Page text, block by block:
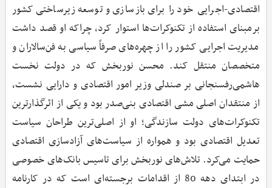
اقتصادی-اجرایی خود را برای بازسازی و توسعه زیرساختی کشور
برمبنای استفاده از تکنوکرات‌ها استوار کرد، چراکه او قصد داشت
مدیریت اجرایی کشور را از چهره‌های صرفاً سیاسی به فن‌سالاران و
متخصصان منتقل کند. محسن نوربخش که در دولت نخست
هاشمی‌رفسنجانی بر صندلی وزیر امور اقتصادی و دارایی نشست،
از منتقدان اصلی مشی اقتصادی بنی‌صدر بود و یکی از اثرگذارترین
تکنوکرات‌های دولت سازندگی؛ او از اصلی‌ترین طراحان سیاست
تعدیل اقتصادی بود و همواره از سیاست‌های آزادسازی اقتصادی
حمایت می‌کرد. تلاش‌های نوربخش برای تاسیس بانک‌های خصوصی
در ابتدای دهه 80 از اقدامات برجسته‌ای است که در کارنامه